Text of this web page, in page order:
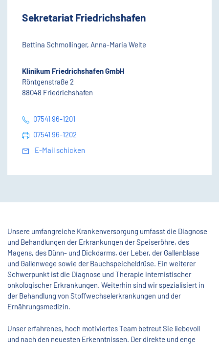
Sekretariat Friedrichshafen
Bettina Schmollinger, Anna-Maria Welte
Klinikum Friedrichshafen GmbH
Röntgenstraße 2
88048 Friedrichshafen
07541 96-1201
07541 96-1202
E-Mail schicken
Unsere umfangreiche Krankenversorgung umfasst die Diagnose
und Behandlungen der Erkrankungen der Speiseröhre, des
Magens, des Dünn- und Dickdarms, der Leber, der Gallenblase
und Gallenwege sowie der Bauchspeicheldrüse. Ein weiterer
Schwerpunkt ist die Diagnose und Therapie internistischer
onkologischer Erkrankungen. Weiterhin sind wir spezialisiert in
der Behandlung von Stoffwechselerkrankungen und der
Ernährungsmedizin.
Unser erfahrenes, hoch motiviertes Team betreut Sie liebevoll
und nach den neuesten Erkenntnissen. Der direkte und enge